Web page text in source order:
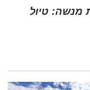
מנשה: טיול